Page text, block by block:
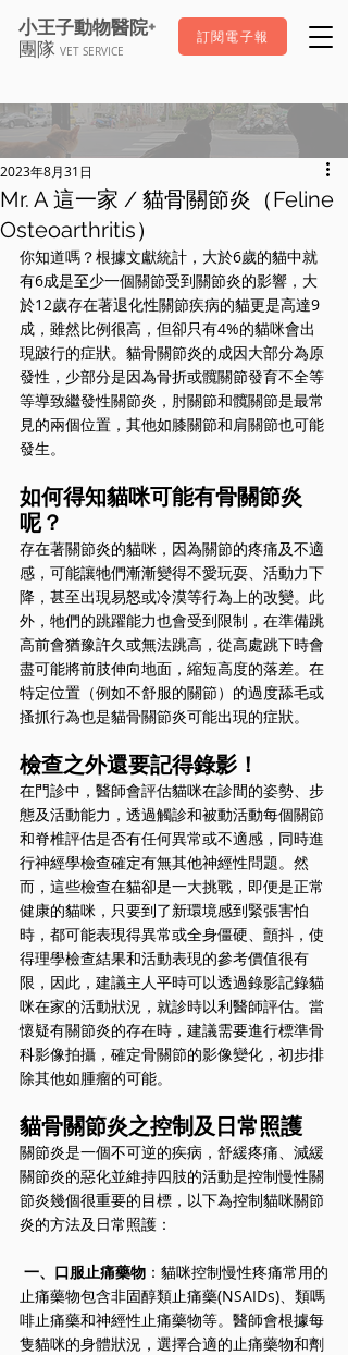
小王子動物醫院+
團隊 VET SERVICE
訂閱電子報
Mr. A 這一家 / 貓骨關節炎（Feline
Osteoarthritis）
2023年8月31日
你知道嗎？根據文獻統計，大於6歲的貓中就
有6成是至少一個關節受到關節炎的影響，大
於12歲存在著退化性關節疾病的貓更是高達9
成，雖然比例很高，但卻只有4%的貓咪會出
現跛行的症狀。貓骨關節炎的成因大部分為原
發性，少部分是因為骨折或髖關節發育不全等
等導致繼發性關節炎，肘關節和髖關節是最常
見的兩個位置，其他如膝關節和肩關節也可能
發生。
如何得知貓咪可能有骨關節炎
呢？
存在著關節炎的貓咪，因為關節的疼痛及不適
感，可能讓牠們漸漸變得不愛玩耍、活動力下
降，甚至出現易怒或冷漠等行為上的改變。此
外，牠們的跳躍能力也會受到限制，在準備跳
高前會猶豫許久或無法跳高，從高處跳下時會
盡可能將前肢伸向地面，縮短高度的落差。在
特定位置（例如不舒服的關節）的過度舔毛或
搔抓行為也是貓骨關節炎可能出現的症狀。
檢查之外還要記得錄影！
在門診中，醫師會評估貓咪在診間的姿勢、步
態及活動能力，透過觸診和被動活動每個關節
和脊椎評估是否有任何異常或不適感，同時進
行神經學檢查確定有無其他神經性問題。然
而，這些檢查在貓卻是一大挑戰，即便是正常
健康的貓咪，只要到了新環境感到緊張害怕
時，都可能表現得異常或全身僵硬、顫抖，使
得理學檢查結果和活動表現的參考價值很有
限，因此，建議主人平時可以透過錄影記錄貓
咪在家的活動狀況，就診時以利醫師評估。當
懷疑有關節炎的存在時，建議需要進行標準骨
科影像拍攝，確定骨關節的影像變化，初步排
除其他如腫瘤的可能。
貓骨關節炎之控制及日常照護
關節炎是一個不可逆的疾病，舒緩疼痛、減緩
關節炎的惡化並維持四肢的活動是控制慢性關
節炎幾個很重要的目標，以下為控制貓咪關節
炎的方法及日常照護：
一、口服止痛藥物 ：貓咪控制慢性疼痛常用的
止痛藥物包含非固醇類止痛藥(NSAIDs)、類嗎
啡止痛藥和神經性止痛藥物等。醫師會根據每
隻貓咪的身體狀況，選擇合適的止痛藥物和劑